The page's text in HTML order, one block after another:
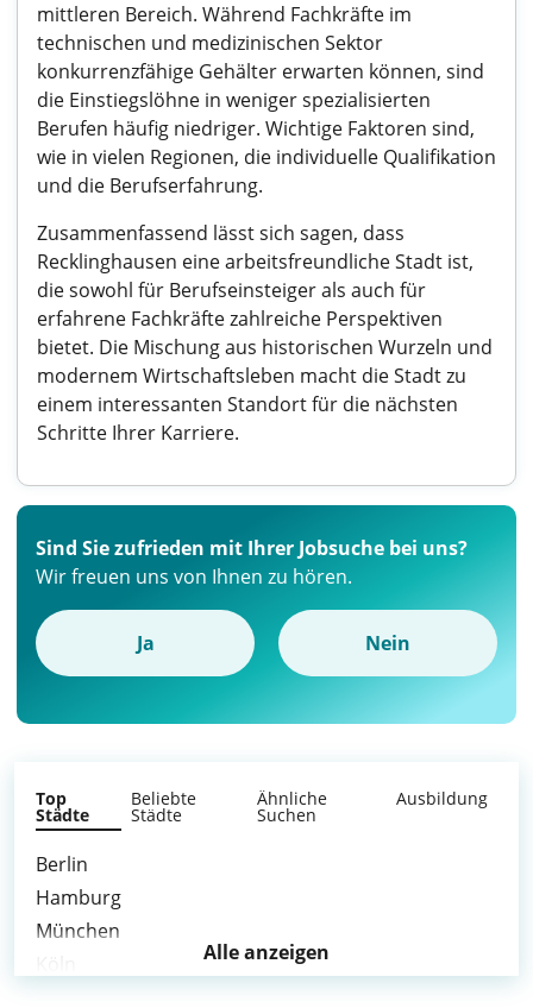
mittleren Bereich. Während Fachkräfte im
technischen und medizinischen Sektor
konkurrenzfähige Gehälter erwarten können, sind
die Einstiegslöhne in weniger spezialisierten
Berufen häufig niedriger. Wichtige Faktoren sind,
wie in vielen Regionen, die individuelle Qualifikation
und die Berufserfahrung.
Zusammenfassend lässt sich sagen, dass
Recklinghausen eine arbeitsfreundliche Stadt ist,
die sowohl für Berufseinsteiger als auch für
erfahrene Fachkräfte zahlreiche Perspektiven
bietet. Die Mischung aus historischen Wurzeln und
modernem Wirtschaftsleben macht die Stadt zu
einem interessanten Standort für die nächsten
Schritte Ihrer Karriere.
Sind Sie zufrieden mit Ihrer Jobsuche bei uns?
Wir freuen uns von Ihnen zu hören.
Ja Nein
Top
Städte
Beliebte
Städte
Ähnliche
Suchen
Ausbildung
Berlin
Hamburg
München
Alle anzeigen